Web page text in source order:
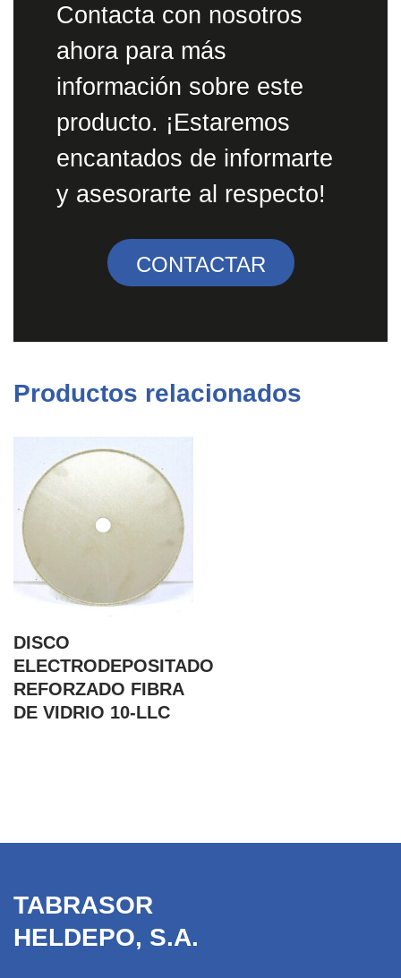
Contacta con nosotros
ahora para más
información sobre este
producto. ¡Estaremos
encantados de informarte
y asesorarte al respecto!
CONTACTAR
Productos relacionados
DISCO
ELECTRODEPOSITADO
REFORZADO FIBRA
DE VIDRIO 10-LLC
TABRASOR
HELDEPO, S.A.